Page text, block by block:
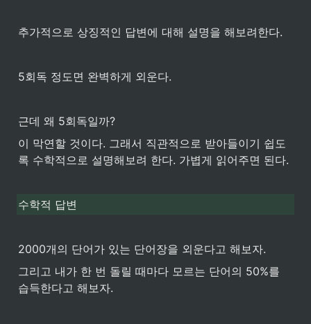
추가적으로 상징적인 답변에 대해 설명을 해보려한다.
5회독 정도면 완벽하게 외운다.
근데 왜 5회독일까?
이 막연할 것이다. 그래서 직관적으로 받아들이기 쉽도
록 수학적으로 설명해보려 한다. 가볍게 읽어주면 된다.
수학적 답변
2000개의 단어가 있는 단어장을 외운다고 해보자.
그리고 내가 한 번 돌릴 때마다 모르는 단어의 50%를
습득한다고 해보자.